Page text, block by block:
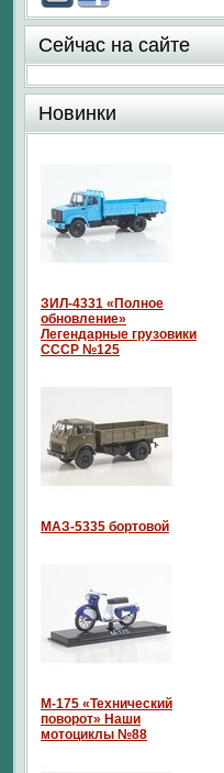
Сейчас на сайте
Новинки
ЗИЛ-4331 «Полное
обновление»
Легендарные грузовики
СССР №125
МАЗ-5335 бортовой
М-175 «Технический
поворот» Наши
мотоциклы №88